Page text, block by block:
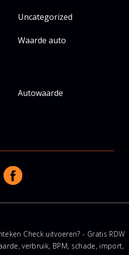
Uncategorized
Waarde auto
Autowaarde
Check uitvoeren? - Gratis RDW
verbruik, BPM, schade, import,